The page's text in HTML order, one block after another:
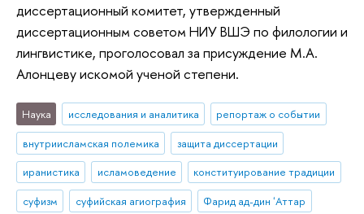
диссертационный комитет, утвержденный
диссертационным советом НИУ ВШЭ по филологии и
лингвистике, проголосовал за присуждение М.А.
Алонцеву искомой ученой степени.
Наука исследования и аналитика
репортаж о событии
внутриисламская полемика
защита диссертации
иранистика
исламоведение
конституирование традиции
суфизм
суфийская агиография Фарид ад-дин ʻАттар